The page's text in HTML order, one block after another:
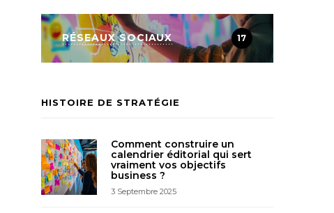
RÉSEAUX SOCIAUX 17
HISTOIRE DE STRATÉGIE
Comment construire un
calendrier éditorial qui sert
vraiment vos objectifs
business ?
3 Septembre 2025